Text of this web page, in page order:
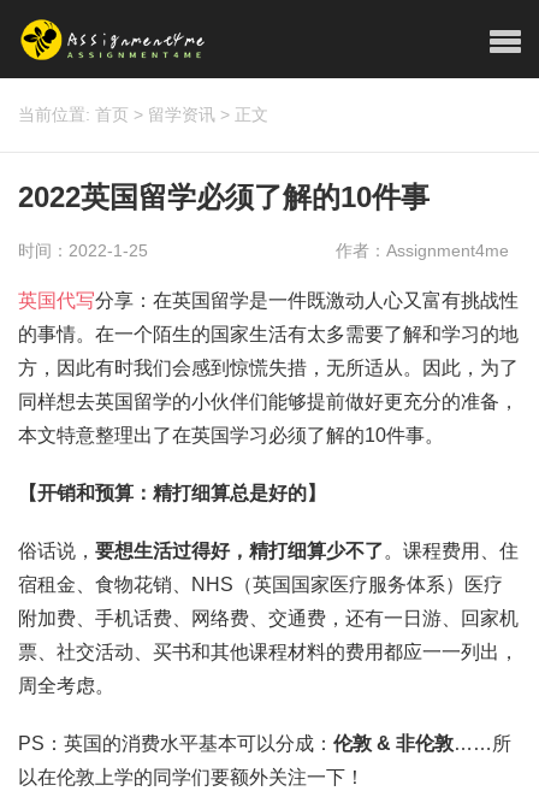
当前位置: 首页 > 留学资讯 > 正文
2022英国留学必须了解的10件事
时间：2022-1-25 作者：Assignment4me
英国代写分享：在英国留学是一件既激动人心又富有挑战性
的事情。在一个陌生的国家生活有太多需要了解和学习的地
方，因此有时我们会感到惊慌失措，无所适从。因此，为了
同样想去英国留学的小伙伴们能够提前做好更充分的准备，
本文特意整理出了在英国学习必须了解的10件事。
【开销和预算：精打细算总是好的】
俗话说， 要想生活过得好，精打细算少不了。课程费用、住
宿租金、食物花销、NHS（英国国家医疗服务体系）医疗
附加费、手机话费、网络费、交通费，还有一日游、回家机
票、社交活动、买书和其他课程材料的费用都应一一列出，
周全考虑。
PS：英国的消费水平基本可以分成： 伦敦 & 非伦敦……所
以在伦敦上学的同学们要额外关注一下！